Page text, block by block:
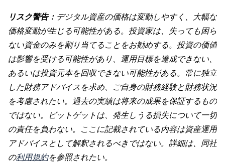
リスク警告： デジタル資産の価格は変動しやすく、大幅な
価格変動が生じる可能性がある。投資家は、失っても困ら
ない資金のみを割り当てることをお勧めする。投資の価値
は影響を受ける可能性があり、運用目標を達成できない、
あるいは投資元本を回収できない可能性がある。常に独立
した財務アドバイスを求め、ご自身の財務経験と財務状況
を考慮されたい。過去の実績は将来の成果を保証するもの
ではない。ビットゲットは、発生しうる損失について一切
の責任を負わない。ここに記載されている内容は資産運用
アドバイスとして解釈されるべきではない。詳細は、同社
の利用規約を参照されたい。